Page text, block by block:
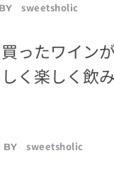
sweetsholic
ったワイン
く楽しく飲
BY
sweetsholic